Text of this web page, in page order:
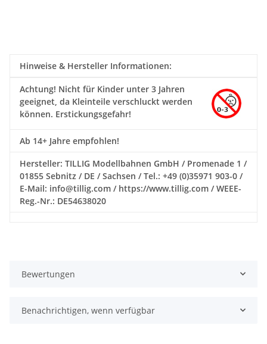
Hinweise & Hersteller Informationen:
Achtung! Nicht für Kinder unter 3 Jahren
geeignet, da Kleinteile verschluckt werden
können. Erstickungsgefahr!
Ab 14+ Jahre empfohlen!
Hersteller: TILLIG Modellbahnen GmbH / Promenade 1 /
01855 Sebnitz / DE / Sachsen / Tel.: +49 (0)35971 903-0 /
E-Mail: info@tillig.com / https://www.tillig.com / WEEE-
Reg.-Nr.: DE54638020
Bewertungen
Benachrichtigen, wenn verfügbar